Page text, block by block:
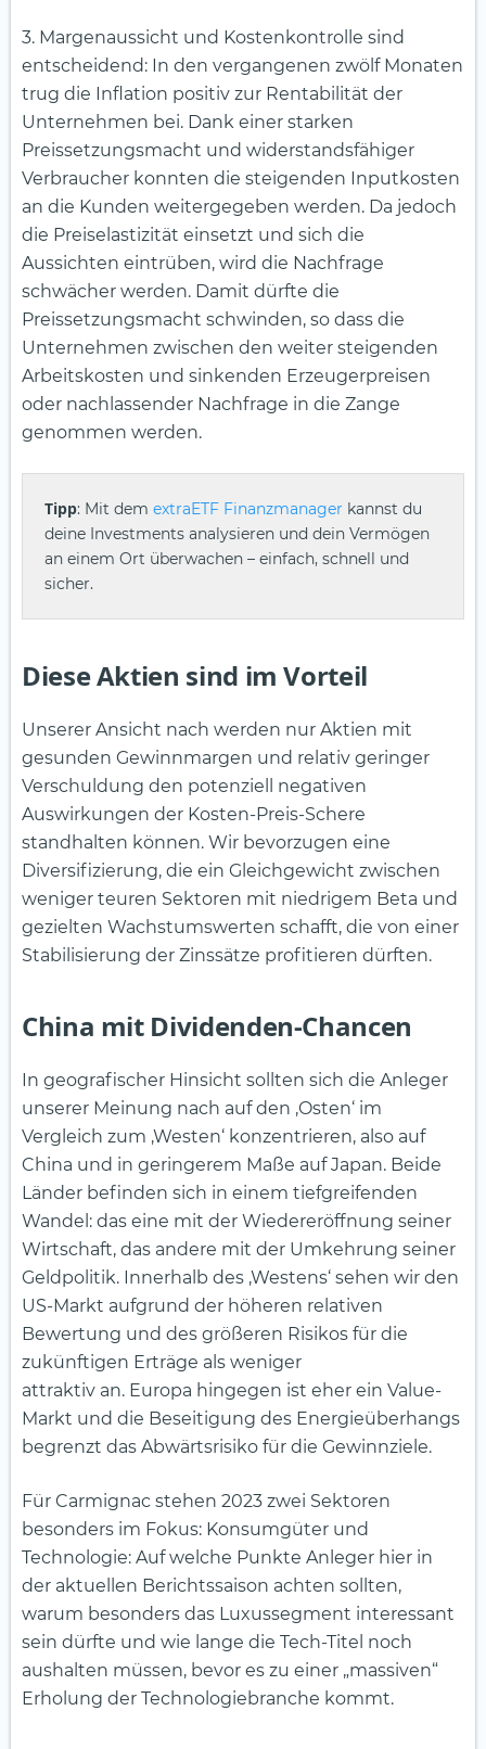
3. Margenaussicht und Kostenkontrolle sind
entscheidend: In den vergangenen zwölf Monaten
trug die Inflation positiv zur Rentabilität der
Unternehmen bei. Dank einer starken
Preissetzungsmacht und widerstandsfähiger
Verbraucher konnten die steigenden Inputkosten
an die Kunden weitergegeben werden. Da jedoch
die Preiselastizität einsetzt und sich die
Aussichten eintrüben, wird die Nachfrage
schwächer werden. Damit dürfte die
Preissetzungsmacht schwinden, so dass die
Unternehmen zwischen den weiter steigenden
Arbeitskosten und sinkenden Erzeugerpreisen
oder nachlassender Nachfrage in die Zange
genommen werden.
Tipp: Mit dem extraETF Finanzmanager kannst du
deine Investments analysieren und dein Vermögen
an einem Ort überwachen – einfach, schnell und
sicher.
Diese Aktien sind im Vorteil
Unserer Ansicht nach werden nur Aktien mit
gesunden Gewinnmargen und relativ geringer
Verschuldung den potenziell negativen
Auswirkungen der Kosten-Preis-Schere
standhalten können. Wir bevorzugen eine
Diversifizierung, die ein Gleichgewicht zwischen
weniger teuren Sektoren mit niedrigem Beta und
gezielten Wachstumswerten schafft, die von einer
Stabilisierung der Zinssätze profitieren dürften.
China mit Dividenden-Chancen
In geografischer Hinsicht sollten sich die Anleger
unserer Meinung nach auf den ‚Osten‘ im
Vergleich zum ‚Westen‘ konzentrieren, also auf
China und in geringerem Maße auf Japan. Beide
Länder befinden sich in einem tiefgreifenden
Wandel: das eine mit der Wiedereröffnung seiner
Wirtschaft, das andere mit der Umkehrung seiner
Geldpolitik. Innerhalb des ‚Westens‘ sehen wir den
US-Markt aufgrund der höheren relativen
Bewertung und des größeren Risikos für die
zukünftigen Erträge als weniger
attraktiv an. Europa hingegen ist eher ein Value-
Markt und die Beseitigung des Energieüberhangs
begrenzt das Abwärtsrisiko für die Gewinnziele.
Für Carmignac stehen 2023 zwei Sektoren
besonders im Fokus: Konsumgüter und
Technologie: Auf welche Punkte Anleger hier in
der aktuellen Berichtssaison achten sollten,
warum besonders das Luxussegment interessant
sein dürfte und wie lange die Tech-Titel noch
aushalten müssen, bevor es zu einer „massiven“
Erholung der Technologiebranche kommt.